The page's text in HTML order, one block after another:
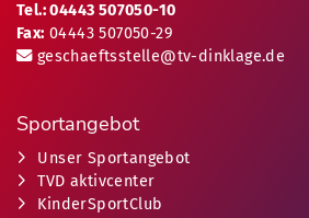
Tel.: 04443 507050-10
Fax: 04443 507050-29
geschaeftsstelle@tv-dinklage.de
Sportangebot
Unser Sportangebot
TVD aktivcenter
KinderSportClub